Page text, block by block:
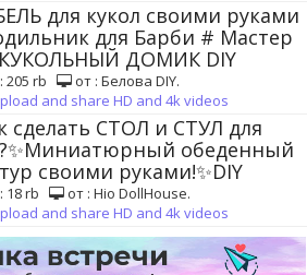
для кукол своими руками
для Барби # Мастер
КУКОЛЬНЫЙ ДОМИК DIY
205 rb
от : Белова DIY.
and share HD and 4k videos
сделать СТОЛ и СТУЛ для
обеденный
своими руками!✨DIY
18 rb
от : Hio DollHouse.
and share HD and 4k videos